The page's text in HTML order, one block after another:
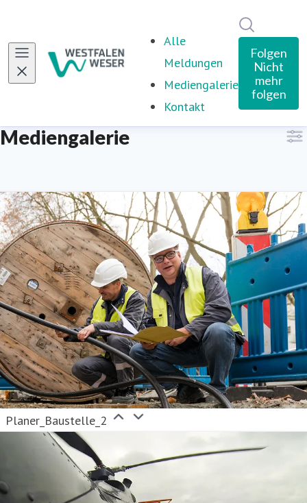
Alle
Meldungen
Mediengalerie
Kontakt
Folgen
Nicht
mehr
folgen
Mediengalerie
Planer_Baustelle_2